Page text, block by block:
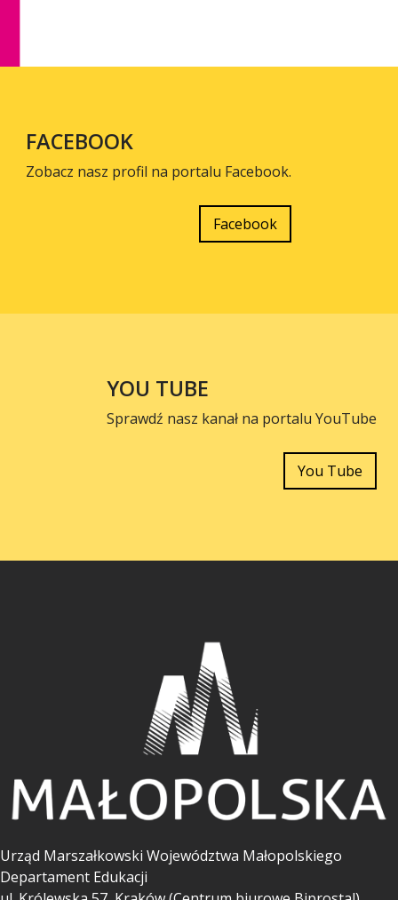
FACEBOOK
Zobacz nasz profil na portalu Facebook.
Facebook
YOU TUBE
Sprawdź nasz kanał na portalu YouTube
You Tube
Urząd Marszałkowski Województwa Małopolskiego
Departament Edukacji